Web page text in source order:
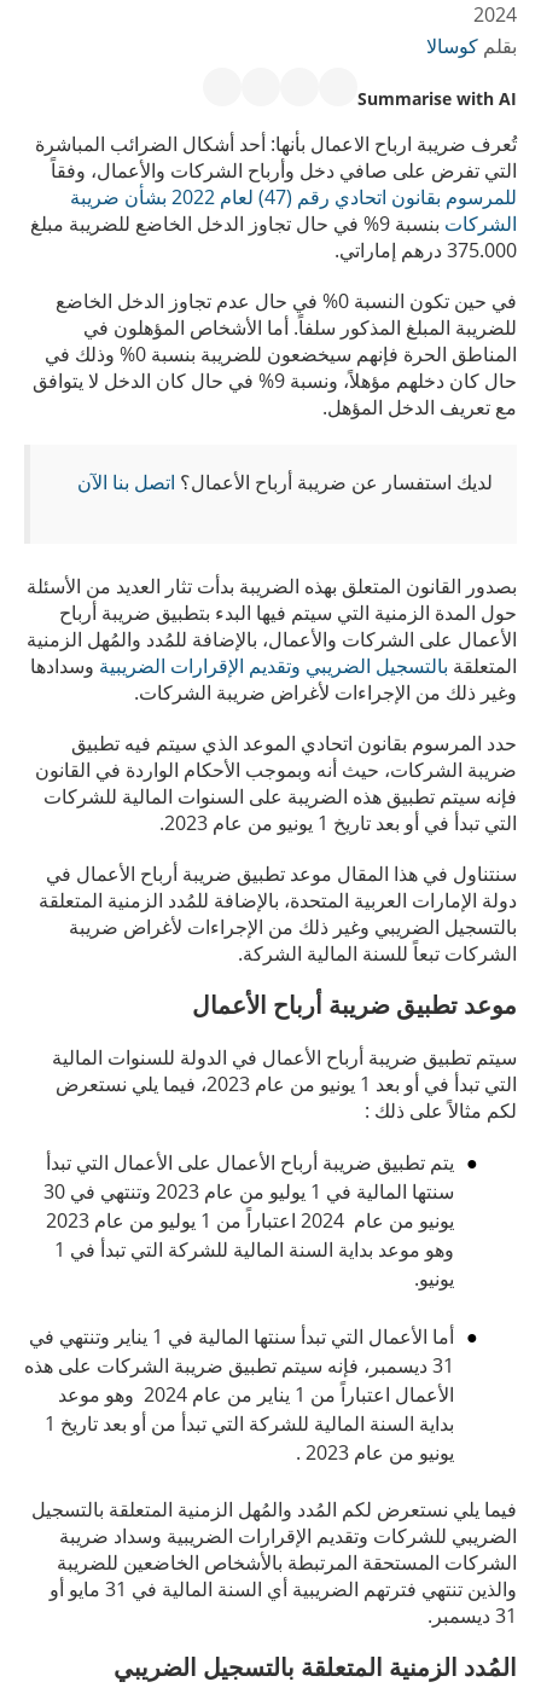
2024
بقلم كوسالا
Summarise with AI
تُعرف ضريبة ارباح الاعمال بأنها: أحد أشكال الضرائب المباشرة
التي تفرض على صافي دخل وأرباح الشركات والأعمال، وفقاً
للمرسوم بقانون اتحادي رقم (47) لعام 2022 بشأن ضريبة
الشركات
بنسبة 9% في حال تجاوز الدخل الخاضع للضريبة مبلغ
375.000 درهم إماراتي.
في حين تكون النسبة 0% في حال عدم تجاوز الدخل الخاضع
للضريبة المبلغ المذكور سلفاً. أما الأشخاص المؤهلون في
المناطق الحرة فإنهم سيخضعون للضريبة بنسبة 0% وذلك في
حال كان دخلهم مؤهلاً، ونسبة 9% في حال كان الدخل لا يتوافق
مع تعريف الدخل المؤهل.
لديك استفسار عن ضريبة أرباح الأعمال؟ اتصل بنا الآن
بصدور القانون المتعلق بهذه الضريبة بدأت تثار العديد من الأسئلة
حول المدة الزمنية التي سيتم فيها البدء بتطبيق ضريبة أرباح
الأعمال على الشركات والأعمال، بالإضافة للمُدد والمُهل الزمنية
المتعلقة بالتسجيل الضريبي وتقديم الإقرارات الضريبية وسدادها
وغير ذلك من الإجراءات لأغراض ضريبة الشركات.
حدد المرسوم بقانون اتحادي الموعد الذي سيتم فيه تطبيق
ضريبة الشركات، حيث أنه وبموجب الأحكام الواردة في القانون
فإنه سيتم تطبيق هذه الضريبة على السنوات المالية للشركات
التي تبدأ في أو بعد تاريخ 1 يونيو من عام 2023.
سنتناول في هذا المقال موعد تطبيق ضريبة أرباح الأعمال في
دولة الإمارات العربية المتحدة، بالإضافة للمُدد الزمنية المتعلقة
بالتسجيل الضريبي وغير ذلك من الإجراءات لأغراض ضريبة
الشركات تبعاً للسنة المالية الشركة.
موعد تطبيق ضريبة أرباح الأعمال
سيتم تطبيق ضريبة أرباح الأعمال في الدولة للسنوات المالية
التي تبدأ في أو بعد 1 يونيو من عام 2023، فيما يلي نستعرض
لكم مثالاً على ذلك :
يتم تطبيق ضريبة أرباح الأعمال على الأعمال التي تبدأ
سنتها المالية في 1 يوليو من عام 2023 وتنتهي في 30
يونيو من عام 2024 اعتباراً من 1 يوليو من عام 2023
وهو موعد بداية السنة المالية للشركة التي تبدأ في 1
يونيو.
أما الأعمال التي تبدأ سنتها المالية في 1 يناير وتنتهي في
31 ديسمبر، فإنه سيتم تطبيق ضريبة الشركات على هذه
الأعمال اعتباراً من 1 يناير من عام 2024 وهو موعد
بداية السنة المالية للشركة التي تبدأ من أو بعد تاريخ 1
يونيو من عام 2023 .
فيما يلي نستعرض لكم المُدد والمُهل الزمنية المتعلقة بالتسجيل
الضريبي للشركات وتقديم الإقرارات الضريبية وسداد ضريبة
الشركات المستحقة المرتبطة بالأشخاص الخاضعين للضريبة
والذين تنتهي فترتهم الضريبية أي السنة المالية في 31 مايو أو
31 ديسمبر.
المُدد الزمنية المتعلقة بالتسجيل الضريبي